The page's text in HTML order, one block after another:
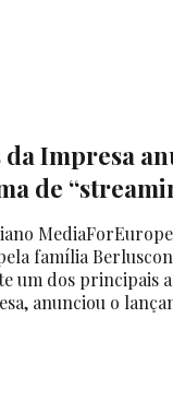
Impresa
de
família
um dos principais
anunciou o